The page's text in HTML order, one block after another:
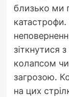
близько ми
катастрофи.
зіткнутися
колапсом
загрозою.
на цих